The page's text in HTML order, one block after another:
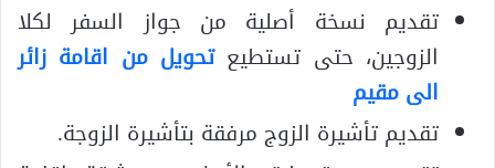
تقديم نسخة أصلية من جواز السفر لكلا
الزوجين، حتى تستطيع تحويل من اقامة زائر
الى مقيم
تقديم تأشيرة الزوج مرفقة بتأشيرة الزوجة.